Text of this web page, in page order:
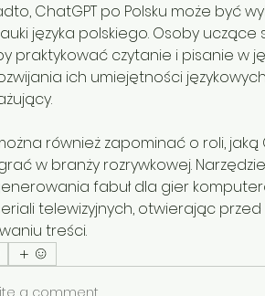
ChatGPT po Polsku może być
języka polskiego. Osoby
praktykować czytanie i pisanie w
ich umiejętności
również zapominać o roli, jaką
w branży rozrywkowej.
fabuł dla gier
telewizyjnych, otwierając
treści.
a comment...